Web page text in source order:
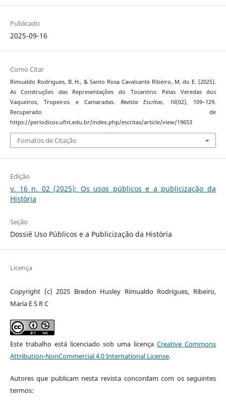
Publicado
2025-09-16
Como Citar
Rimualdo Rodrigues, B. H., & Santo Rosa Cavalcante Ribeiro, M. do E. (2025).
As Construções das Representações do Tocantins: Pelas Veredas dos
Vaqueiros, Tropeiros e Camaradas.Revista Escritas, 16(02), 109–129.
Recuperado de
https://periodicos.ufnt.edu.br/index.php/escritas/article/view/19653
Fomatos de Citação
Edição
v. 16 n. 02 (2025): Os usos públicos e a publicização da
História
Seção
Dossiê Uso Públicos e a Publicização da História
Licença
Copyright (c) 2025 Bredon Husley Rimualdo Rodrigues, Ribeiro,
Maria E S R C
Este trabalho está licenciado sob uma licençaCreative Commons
Attribution-NonCommercial 4.0 International License.
Autores que publicam nesta revista concordam com os seguintes
termos: